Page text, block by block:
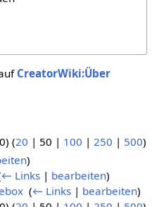
CreatorWiki:Über
) (20 | 50 | 100 | 250 | 500)
)
← Links | bearbeiten)
‎(← Links | bearbeiten)